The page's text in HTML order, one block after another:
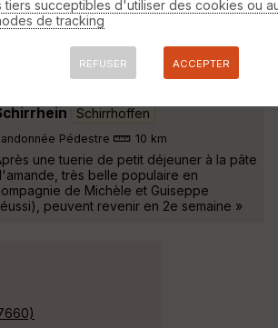
- Gambsheim - Weyersheim -
- Geuterheim - Brumath -
- Quartier Estienne - Schirrheim. »
Schirrhoffen
Pédestre 10 km
une tuerie de petit déjeuner à la pâte
très belle populaire en
de Michèle et Guiseppe
peuvent revenir en 2e semaine »
tiers succeptibles d'utiliser des cookies ou
de tracking
REFUSER ACCEPTER